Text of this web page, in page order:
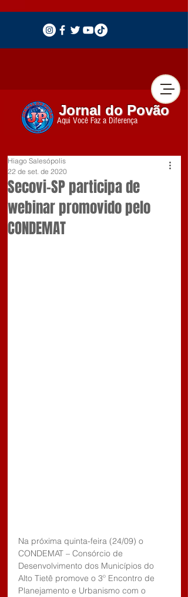
Jornal do Povão
Aqui Você Faz a Diferença
Secovi-SP participa de
webinar promovido pelo
CONDEMAT
Hiago Salesópolis
22 de set. de 2020
Na próxima quinta-feira (24/09) o
CONDEMAT – Consórcio de
Desenvolvimento dos Municípios do
Alto Tietê promove o 3º Encontro de
Planejamento e Urbanismo com o